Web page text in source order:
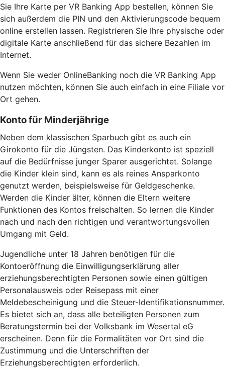
Sie Ihre Karte per VR Banking App bestellen, können Sie
sich außerdem die PIN und den Aktivierungscode bequem
online erstellen lassen. Registrieren Sie Ihre physische oder
digitale Karte anschließend für das sichere Bezahlen im
Internet.
Wenn Sie weder OnlineBanking noch die VR Banking App
nutzen möchten, können Sie auch einfach in eine Filiale vor
Ort gehen.
Konto für Minderjährige
Neben dem klassischen Sparbuch gibt es auch ein
Girokonto für die Jüngsten. Das Kinderkonto ist speziell
auf die Bedürfnisse junger Sparer ausgerichtet. Solange
die Kinder klein sind, kann es als reines Ansparkonto
genutzt werden, beispielsweise für Geldgeschenke.
Werden die Kinder älter, können die Eltern weitere
Funktionen des Kontos freischalten. So lernen die Kinder
nach und nach den richtigen und verantwortungsvollen
Umgang mit Geld.
Jugendliche unter 18 Jahren benötigen für die
Kontoeröffnung die Einwilligungserklärung aller
erziehungsberechtigten Personen sowie einen gültigen
Personalausweis oder Reisepass mit einer
Meldebescheinigung und die Steuer-Identifikationsnummer.
Es bietet sich an, dass alle beteiligten Personen zum
Beratungstermin bei der Volksbank im Wesertal eG
erscheinen. Denn für die Formalitäten vor Ort sind die
Zustimmung und die Unterschriften der
Erziehungsberechtigten erforderlich.